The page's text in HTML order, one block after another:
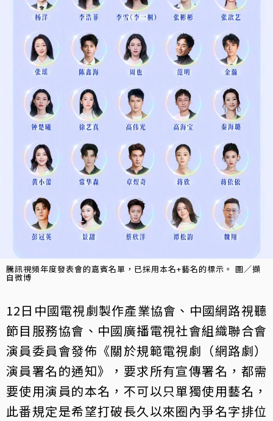
騰訊視頻年度發表會的嘉賓名單，已採用本名+藝名的標示。 圖／擷
自微博
12日中國電視劇製作產業協會、中國網路視聽
節目服務協會、中國廣播電視社會組織聯合會
演員委員會發佈《關於規範電視劇（網路劇）
演員署名的通知》，要求所有宣傳署名，都需
要使用演員的本名，不可以只單獨使用藝名，
此番規定是希望打破長久以來圈內爭名字排位